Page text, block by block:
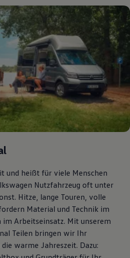
Bus Festival 2023
ab Werk
und heißt für viele Menschen
Nutzfahrzeug oft unter
Hitze, lange Touren, volle
Material und Technik im
im Arbeitseinsatz. Mit unserem
Teilen bringen wir Ihr
warme Jahreszeit. Dazu: